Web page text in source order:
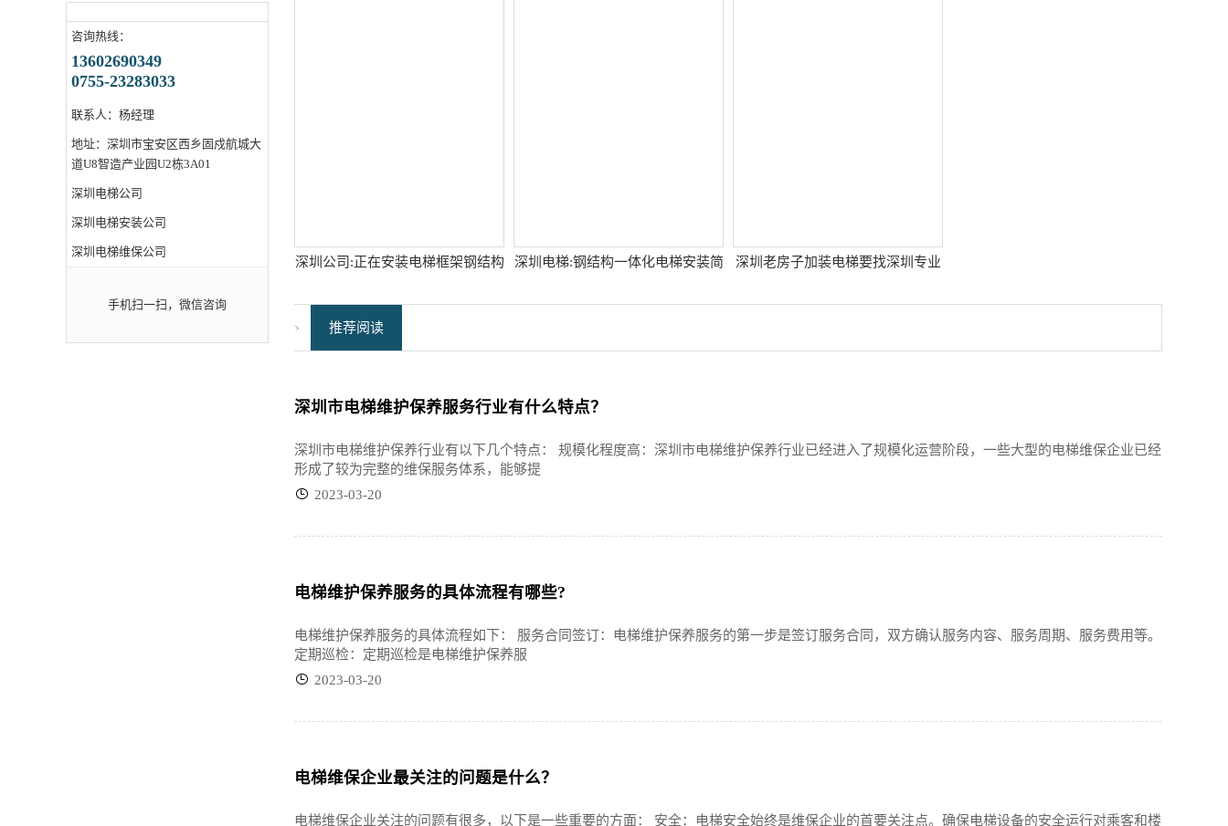
深圳公司:正在安装电梯框架钢结构
深圳电梯:钢结构一体化电梯安装简
深圳老房子加装电梯要找深圳专业
推荐阅读
深圳市电梯维护保养服务行业有什么特点？
深圳市电梯维护保养行业有以下几个特点： 规模化程度高：深圳市电梯维护保养行业已经进入了规模化运营阶段，一些大型的电梯维保企业已经
形成了较为完整的维保服务体系，能够提
2023-03-20
电梯维护保养服务的具体流程有哪些?
电梯维护保养服务的具体流程如下： 服务合同签订：电梯维护保养服务的第一步是签订服务合同，双方确认服务内容、服务周期、服务费用等。
定期巡检：定期巡检是电梯维护保养服
2023-03-20
电梯维保企业最关注的问题是什么？
电梯维保企业关注的问题有很多，以下是一些重要的方面： 安全：电梯安全始终是维保企业的首要关注点。确保电梯设备的安全运行对乘客和楼
咨询热线：
13602690349
0755-23283033
联系人：杨经理
地址：深圳市宝安区西乡固戍航城大
道U8智造产业园U2栋3A01
深圳电梯公司
深圳电梯安装公司
深圳电梯维保公司
手机扫一扫，微信咨询